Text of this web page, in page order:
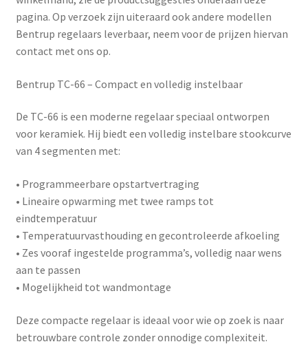
pagina. Op verzoek zijn uiteraard ook andere modellen
Bentrup regelaars leverbaar, neem voor de prijzen hiervan
contact met ons op.
Bentrup TC-66 – Compact en volledig instelbaar
De TC-66 is een moderne regelaar speciaal ontworpen
voor keramiek. Hij biedt een volledig instelbare stookcurve
van 4 segmenten met:
• Programmeerbare opstartvertraging
• Lineaire opwarming met twee ramps tot
eindtemperatuur
• Temperatuurvasthouding en gecontroleerde afkoeling
• Zes vooraf ingestelde programma’s, volledig naar wens
aan te passen
• Mogelijkheid tot wandmontage
Deze compacte regelaar is ideaal voor wie op zoek is naar
betrouwbare controle zonder onnodige complexiteit.